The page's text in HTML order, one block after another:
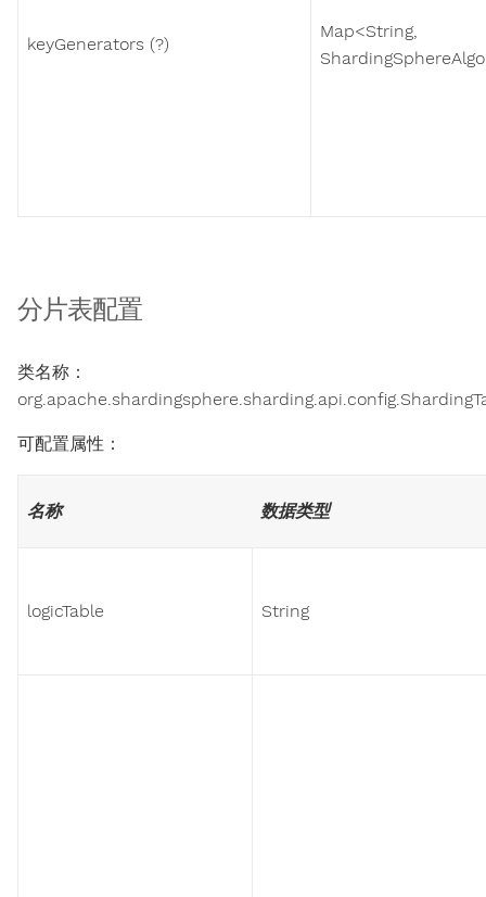
keyGenerators (?)
Map<String,
分片表配置
类名称：
可配置属性：
名称 数据类型
logicTable String